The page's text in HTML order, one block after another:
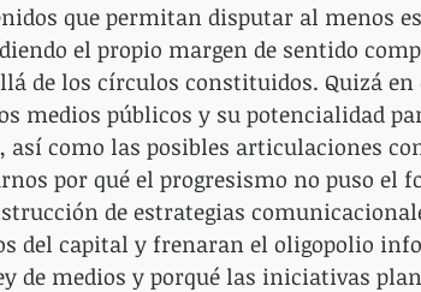
que permitan disputar al menos
el propio margen de sentido
de los círculos constituidos. Quizá
medios públicos y su potencialidad
así como las posibles articulaciones
por qué el progresismo no puso el
de estrategias
del capital y frenaran el oligopolio
de medios y porqué las iniciativas